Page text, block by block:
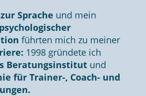
Sprache und mein
psychologischer
führten mich zu meiner
1998 gründete ich
Beratungsinstitutund
für Trainer-, Coach- und